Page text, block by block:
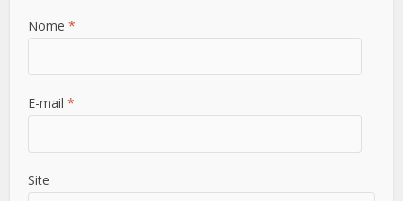
Nome*
E-mail*
Site